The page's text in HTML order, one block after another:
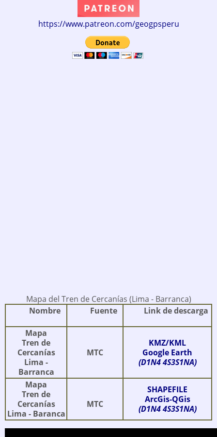
https://www.patreon.com/geogpsperu
Mapa del Tren de Cercanías (Lima - Barranca)
Nombre
Fuente Link de descarga
Mapa
Tren de
Cercanías
Lima -
Barranca
MTC
KMZ/KML
Google Earth
(D1N4 4S3S1NA)
Mapa
Tren de
Cercanías
Lima - Baranca
MTC
SHAPEFILE
ArcGis-QGis
(D1N4 4S3S1NA)